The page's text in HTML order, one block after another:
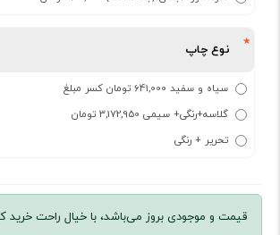
نوع چاپ
سیاه و سفید 641,000 تومان کسر مبلغ
گلاسه+رنگی+ سیمی 3,172,950 تومان
تحریر + رنگی
قیمت و موجودی بروز می‌باشد، با خیال راحت خرید